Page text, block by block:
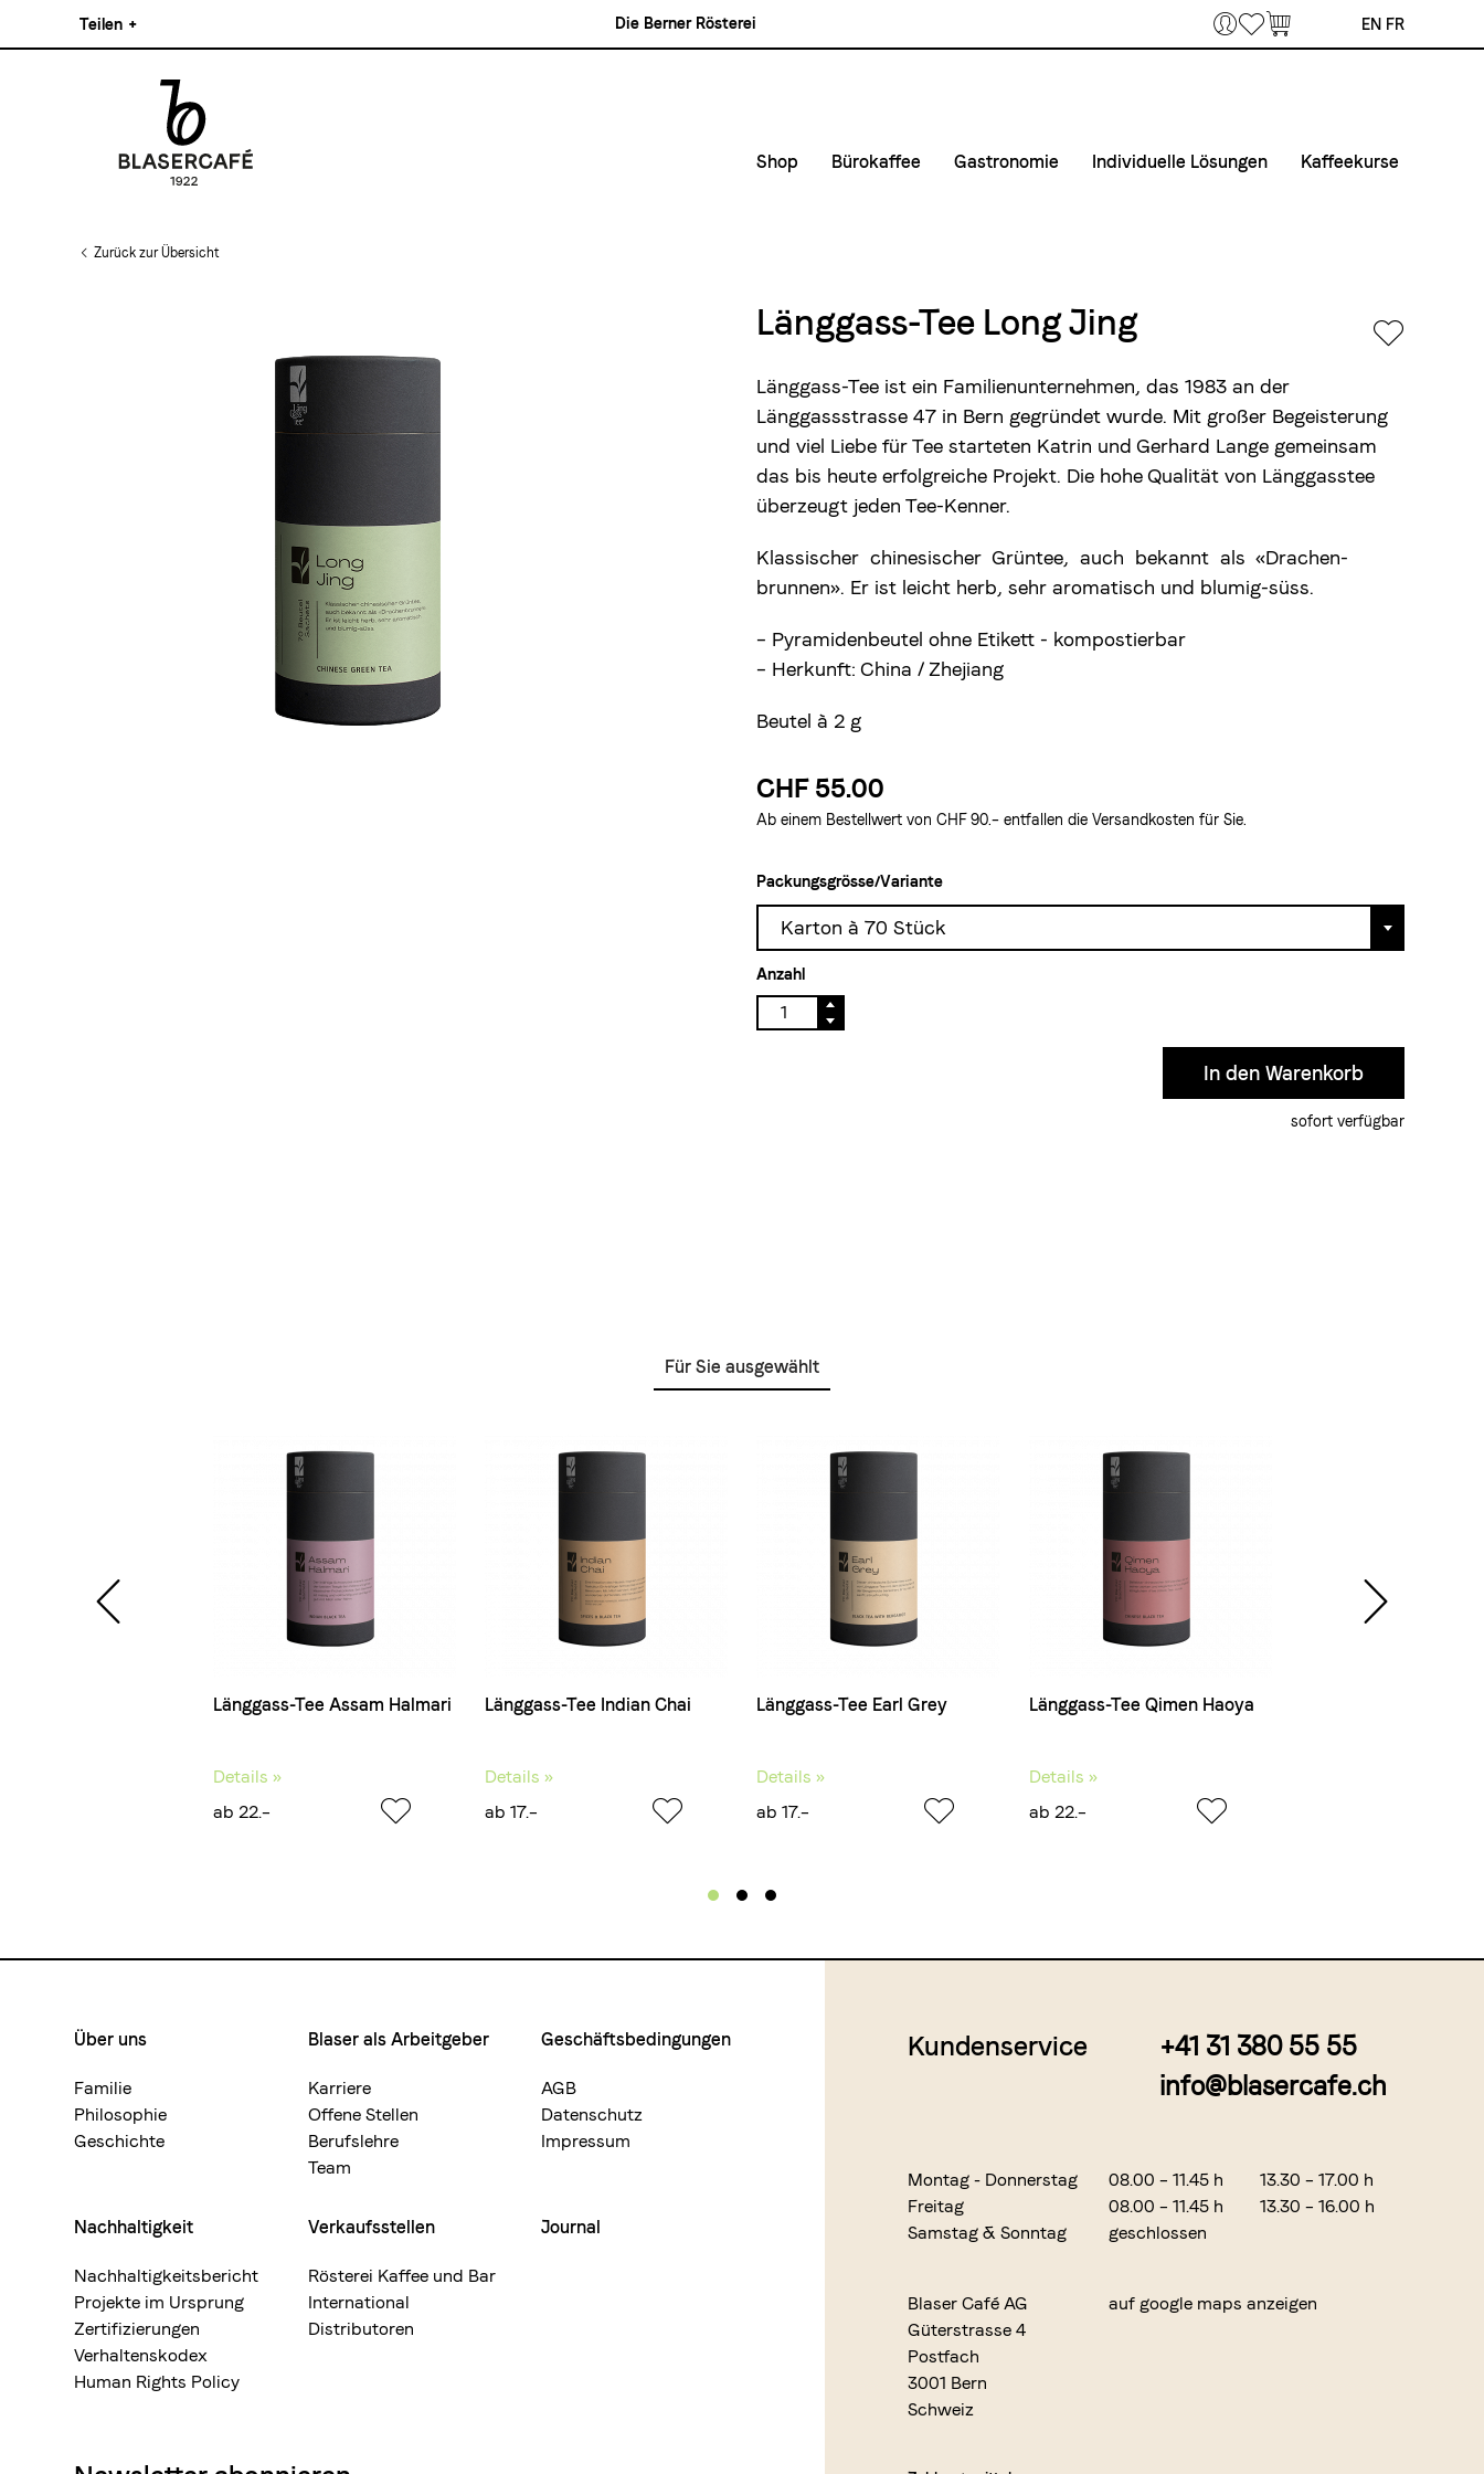
Teilen +
Pinterest
Instagram
Linkedin
Die Berner Rösterei Bookmarks
EN FR
Shop Bürokaffee Gastronomie
Mietmaterial
Individuelle Lösungen Kaffeekurse
Zurück zur Übersicht
Länggass-Tee Long Jing
Länggass-Tee ist ein Familienunternehmen, das 1983 an der
Länggassstrasse 47 in Bern gegründet wurde. Mit großer Begeisterung
und viel Liebe für Tee starteten Katrin und Gerhard Lange gemeinsam
das bis heute erfolgreiche Projekt. Die hohe Qualität von Länggasstee
überzeugt jeden Tee-Kenner.
Klassischer chinesischer Grüntee, auch bekannt als «Drachen-
brunnen». Er ist leicht herb, sehr aromatisch und blumig-süss.
– Pyramidenbeutel ohne Etikett - kompostierbar
– Herkunft: China / Zhejiang
Beutel à 2 g
CHF 55.00
Ab einem Bestellwert von CHF 90.– entfallen die Versandkosten für Sie.
Packungsgrösse/Variante
Karton à 70 Stück
Anzahl
sofort verfügbar
Für Sie ausgewählt
Länggass-Tee Assam Halmari
Details »
ab 22.–
Länggass-Tee Indian Chai
Details »
ab 17.–
Länggass-Tee Earl Grey
Details »
ab 17.–
Länggass-Tee Qimen Haoya
Details »
ab 22.–
Footermenue-
neu
Über uns
Familie
Philosophie
Geschichte
Blaser als Arbeitgeber
Karriere
Offene Stellen
Berufslehre
Team
Geschäftsbedingungen
AGB
Datenschutz
Impressum
Nachhaltigkeit
Nachhaltigkeitsbericht
Projekte im Ursprung
Zertifizierungen
Verhaltenskodex
Human Rights Policy
Verkaufsstellen
Rösterei Kaffee und Bar
International
Distributoren
Journal
Kundenservice
+41 31 380 55 55
info@blasercafe.ch
Montag - Donnerstag 08.00 – 11.45 h
13.30 – 17.00 h
Freitag
08.00 – 11.45 h
13.30 – 16.00 h
Samstag & Sonntag
geschlossen
Blaser Café AG
Güterstrasse 4
Postfach
3001 Bern
Schweiz
auf google maps anzeigen